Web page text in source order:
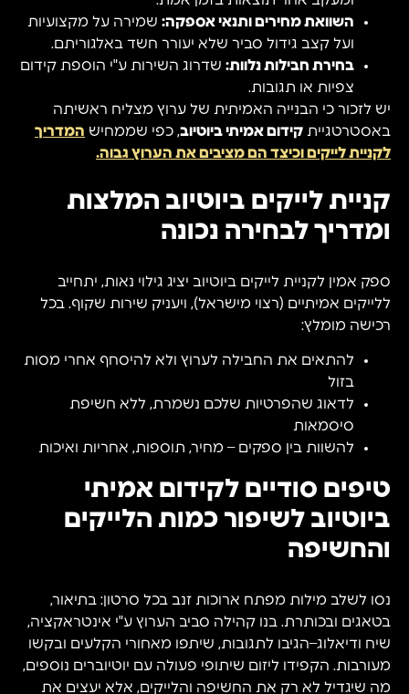
השוואת מחירים ותנאי אספקה: שמירה על מקצועיות
ועל קצב גידול סביר שלא יעורר חשד באלגוריתם.
בחירת חבילות נלוות: שדרוג השירות ע"י הוספת קידום
צפיות או תגובות.
יש לזכור כי הבנייה האמיתית של ערוץ מצליח ראשיתה
באסטרטגיית קידום אמיתי ביוטיוב, כפי שממחיש המדריך
לקניית לייקים וכיצד הם מציבים את הערוץ גבוה.
קניית לייקים ביוטיוב המלצות
ומדריך לבחירה נכונה
ספק אמין לקניית לייקים ביוטיוב יציג גילוי נאות, יתחייב
ללייקים אמיתיים (רצוי מישראל), ויעניק שירות שקוף. בכל
רכישה מומלץ:
להתאים את החבילה לערוץ ולא להיסחף אחרי מסות
בזול
לדאוג שהפרטיות שלכם נשמרת, ללא חשיפת
סיסמאות
להשוות בין ספקים – מחיר, תוספות, אחריות ואיכות
טיפים סודיים לקידום אמיתי
ביוטיוב לשיפור כמות הלייקים
והחשיפה
נסו לשלב מילות מפתח ארוכות זנב בכל סרטון: בתיאור,
בטאגים ובכותרת. בנו קהילה סביב הערוץ ע"י אינטראקציה,
שיח ודיאלוג–הגיבו לתגובות, שיתפו מאחורי הקלעים ובקשו
מעורבות. הקפידו ליזום שיתופי פעולה עם יוטיוברים נוספים,
מה שיגדיל לא רק את החשיפה והלייקים, אלא יעצים את